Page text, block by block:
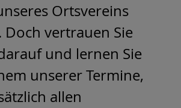
Ortsvereins
Doch vertrauen Sie
und lernen Sie
unserer Termine,
allen